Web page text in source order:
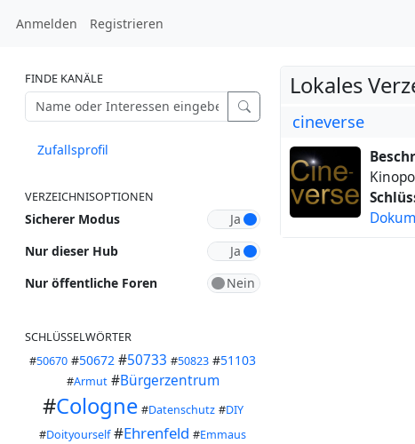
Anmelden Registrieren
FINDE KANÄLE
Zufallsprofil
VERZEICHNISOPTIONEN
Sicherer Modus
Nur dieser Hub
Nur öffentliche Foren
SCHLÜSSELWÖRTER
#50670 #50672 #50733 #50823 #51103
#Armut #Bürgerzentrum
#Cologne #Datenschutz #DIY
#Doityourself #Ehrenfeld #Emmaus
Lokales
cineverse